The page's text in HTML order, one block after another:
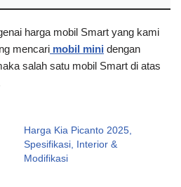
harga mobil Smart yang kami
mencari mobil mini dengan
salah satu mobil Smart di atas
Harga Kia Picanto 2025,
Spesifikasi, Interior &
Modifikasi